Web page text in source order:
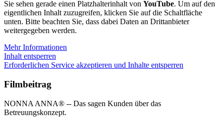
Sie sehen gerade einen Platzhalterinhalt von YouTube. Um auf den
eigentlichen Inhalt zuzugreifen, klicken Sie auf die Schaltfläche
unten. Bitte beachten Sie, dass dabei Daten an Drittanbieter
weitergegeben werden.
Mehr Informationen
Inhalt entsperren
Erforderlichen Service akzeptieren und Inhalte entsperren
Filmbeitrag
NONNA ANNA® -- Das sagen Kunden über das
Betreuungskonzept.